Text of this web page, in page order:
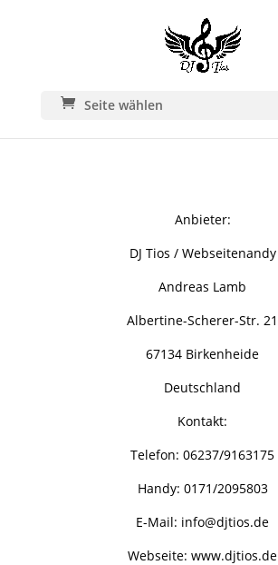
Seite wählen
Anbieter:
DJ Tios / Webseitenandy
Andreas Lamb
Albertine-Scherer-Str. 21
67134 Birkenheide
Deutschland
Kontakt:
Telefon: 06237/9163175
Handy: 0171/2095803
E-Mail: info@djtios.de
Webseite:www.djtios.de